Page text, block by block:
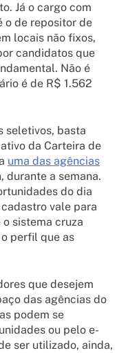
Já o cargo com
o de repositor de
locais não fixos,
candidatos que
Não é
é de R$ 1.562
seletivos, basta
da Carteira de
uma das agências
durante a semana.
do dia
vale para
sistema cruza
perfil que as
que desejem
das agências do
podem se
ou pelo e-
ser utilizado, ainda,